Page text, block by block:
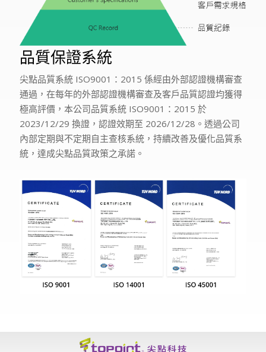
品質保證系統
尖點品質系統 ISO9001：2015 係經由外部認證機構審查
通過，在每年的外部認證機構審查及客戶品質認證均獲得
極高評價，本公司品質系統 ISO9001：2015 於
2023/12/29 換證，認證效期至 2026/12/28。透過公司
內部定期與不定期自主查核系統，持續改善及優化品質系
統，達成尖點品質政策之承諾。